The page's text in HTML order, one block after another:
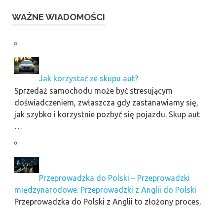
WAŻNE WIADOMOŚCI
Jak korzystać ze skupu aut?
Sprzedaż samochodu może być stresującym
doświadczeniem, zwłaszcza gdy zastanawiamy się,
jak szybko i korzystnie pozbyć się pojazdu. Skup aut
Przeprowadzka do Polski – Przeprowadzki
międzynarodowe. Przeprowadzki z Anglii do Polski
Przeprowadzka do Polski z Anglii to złożony proces,